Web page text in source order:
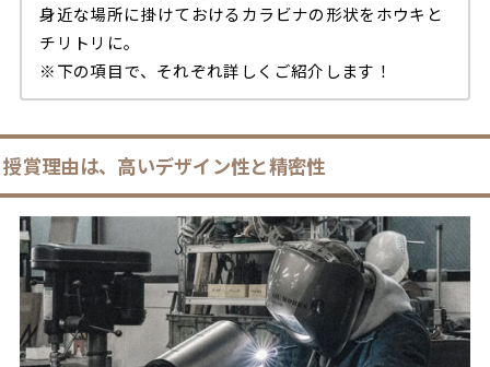
身近な場所に掛けておけるカラビナの形状をホウキと
チリトリに。
※下の項目で、それぞれ詳しくご紹介します！
授賞理由は、高いデザイン性と精密性